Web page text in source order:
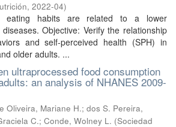
, 2022-04)
eating habits are related to a lower
Objective: Verify the relationship
and self-perceived health (SPH) in
older adults. ...
ultraprocessed food consumption
an analysis of NHANES 2009-
Oliveira, Mariane H.; dos S. Pereira,
C.; Conde, Wolney L. (Sociedad